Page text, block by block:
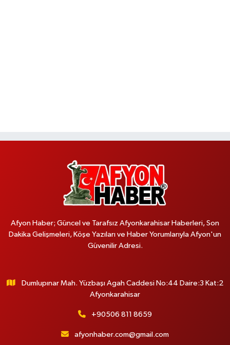
Afyon Haber; Güncel ve Tarafsız Afyonkarahisar Haberleri, Son
Dakika Gelişmeleri, Köşe Yazıları ve Haber Yorumlarıyla Afyon'un
Güvenilir Adresi.
Dumlupınar Mah. Yüzbaşı Agah Caddesi No:44 Daire:3 Kat:2
Afyonkarahisar
+90506 811 8659
afyonhaber.com@gmail.com